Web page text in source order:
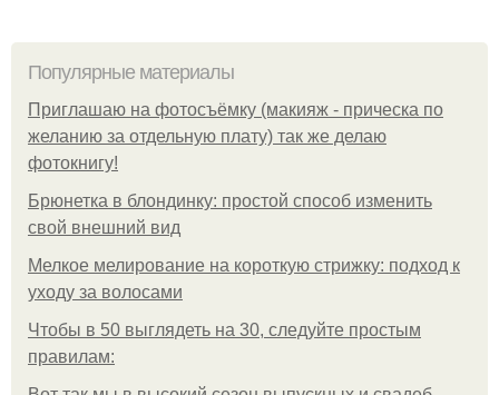
Популярные материалы
Приглашаю на фотосъёмку (макияж - прическа по
желанию за отдельную плату) так же делаю
фотокнигу!
Брюнетка в блондинку: простой способ изменить
свой внешний вид
Мелкое мелирование на короткую стрижку: подход к
уходу за волосами
Чтобы в 50 выглядеть на 30, следуйте простым
правилам: